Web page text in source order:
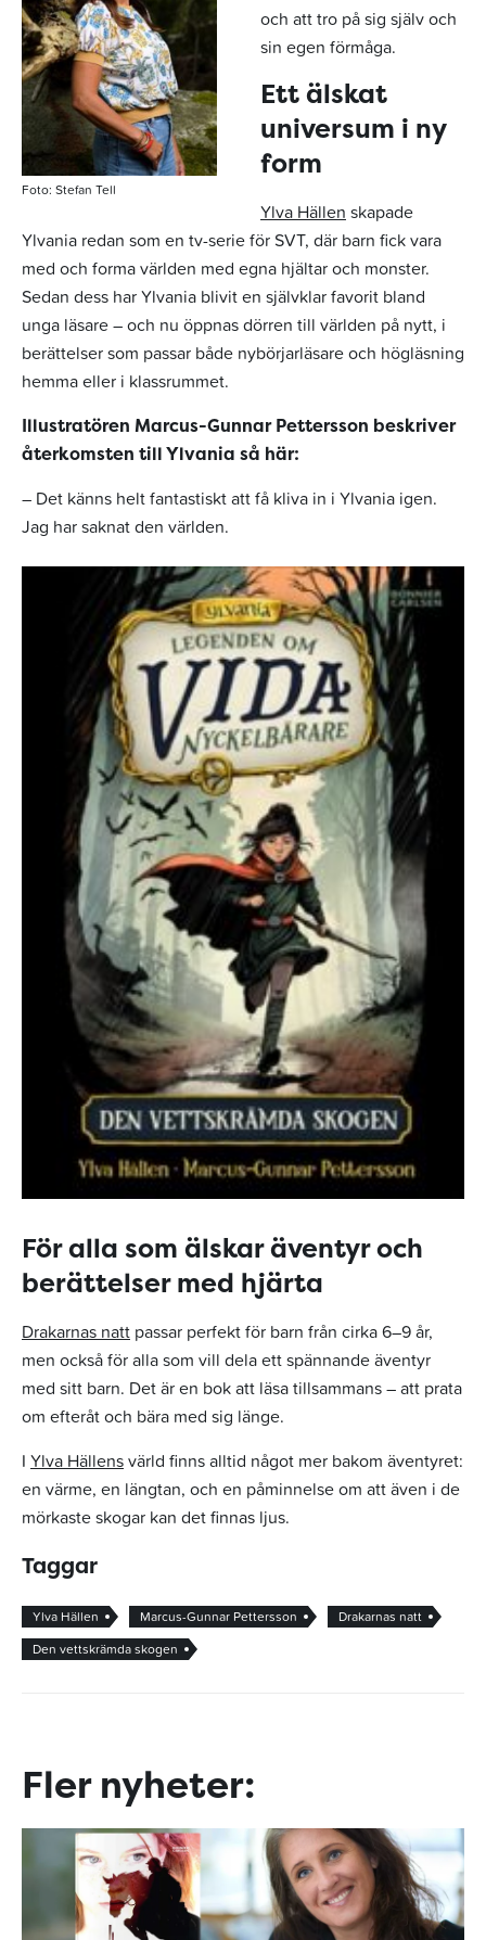
Foto: Stefan Tell
och att tro på sig själv och
sin egen förmåga.
Ett älskat
universum i ny
form
Ylva Hällen skapade
Ylvania redan som en tv-serie för SVT, där barn fick vara
med och forma världen med egna hjältar och monster.
Sedan dess har Ylvania blivit en självklar favorit bland
unga läsare – och nu öppnas dörren till världen på nytt, i
berättelser som passar både nybörjarläsare och högläsning
hemma eller i klassrummet.
Illustratören Marcus-Gunnar Pettersson beskriver
återkomsten till Ylvania så här:
– Det känns helt fantastiskt att få kliva in i Ylvania igen.
Jag har saknat den världen.
För alla som älskar äventyr och
berättelser med hjärta
Drakarnas natt passar perfekt för barn från cirka 6–9 år,
men också för alla som vill dela ett spännande äventyr
med sitt barn. Det är en bok att läsa tillsammans – att prata
om efteråt och bära med sig länge.
I Ylva Hällensvärld finns alltid något mer bakom äventyret:
en värme, en längtan, och en påminnelse om att även i de
mörkaste skogar kan det finnas ljus.
Taggar
Ylva Hällen Marcus-Gunnar Pettersson
Drakarnas natt
Den vettskrämda skogen
Fler nyheter: